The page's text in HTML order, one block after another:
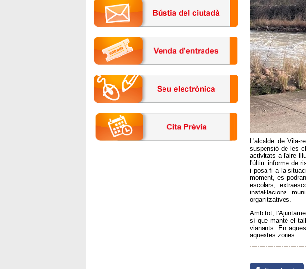
L'alcalde de
suspensió de les
activitats a l'aire
l'últim informe de
i posa fi a la
moment, es
escolars,
instal·lacions
organitzatives.
Amb tot,
sí que manté el
vianants. En
aquestes zones.